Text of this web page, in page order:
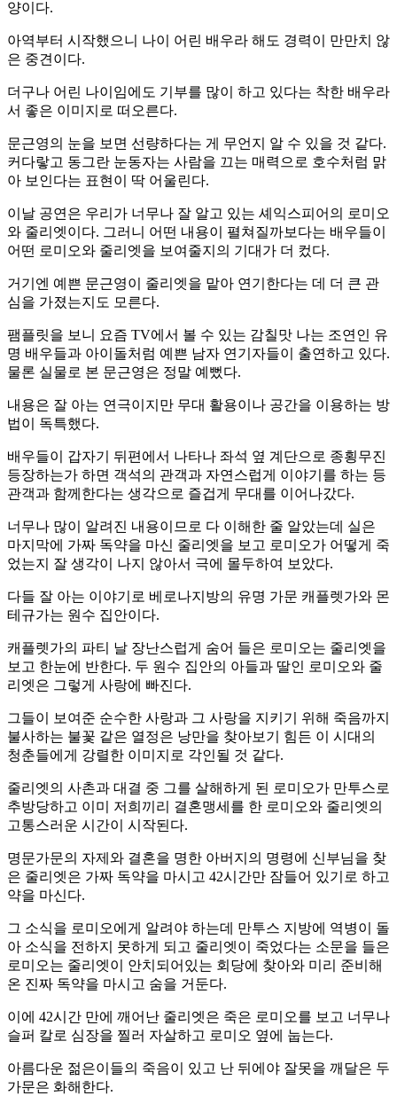
양이다.
아역부터 시작했으니 나이 어린 배우라 해도 경력이 만만치 않
은 중견이다.
더구나 어린 나이임에도 기부를 많이 하고 있다는 착한 배우라
서 좋은 이미지로 떠오른다.
문근영의 눈을 보면 선량하다는 게 무언지 알 수 있을 것 같다.
커다랗고 동그란 눈동자는 사람을 끄는 매력으로 호수처럼 맑
아 보인다는 표현이 딱 어울린다.
이날 공연은 우리가 너무나 잘 알고 있는 셰익스피어의 로미오
와 줄리엣이다. 그러니 어떤 내용이 펼쳐질까보다는 배우들이
어떤 로미오와 줄리엣을 보여줄지의 기대가 더 컸다.
거기엔 예쁜 문근영이 줄리엣을 맡아 연기한다는 데 더 큰 관
심을 가졌는지도 모른다.
팸플릿을 보니 요즘 TV에서 볼 수 있는 감칠맛 나는 조연인 유
명 배우들과 아이돌처럼 예쁜 남자 연기자들이 출연하고 있다.
물론 실물로 본 문근영은 정말 예뻤다.
내용은 잘 아는 연극이지만 무대 활용이나 공간을 이용하는 방
법이 독특했다.
배우들이 갑자기 뒤편에서 나타나 좌석 옆 계단으로 종횡무진
등장하는가 하면 객석의 관객과 자연스럽게 이야기를 하는 등
관객과 함께한다는 생각으로 즐겁게 무대를 이어나갔다.
너무나 많이 알려진 내용이므로 다 이해한 줄 알았는데 실은
마지막에 가짜 독약을 마신 줄리엣을 보고 로미오가 어떻게 죽
었는지 잘 생각이 나지 않아서 극에 몰두하여 보았다.
다들 잘 아는 이야기로 베로나지방의 유명 가문 캐플렛가와 몬
테규가는 원수 집안이다.
캐플렛가의 파티 날 장난스럽게 숨어 들은 로미오는 줄리엣을
보고 한눈에 반한다. 두 원수 집안의 아들과 딸인 로미오와 줄
리엣은 그렇게 사랑에 빠진다.
그들이 보여준 순수한 사랑과 그 사랑을 지키기 위해 죽음까지
불사하는 불꽃 같은 열정은 낭만을 찾아보기 힘든 이 시대의
청춘들에게 강렬한 이미지로 각인될 것 같다.
줄리엣의 사촌과 대결 중 그를 살해하게 된 로미오가 만투스로
추방당하고 이미 저희끼리 결혼맹세를 한 로미오와 줄리엣의
고통스러운 시간이 시작된다.
명문가문의 자제와 결혼을 명한 아버지의 명령에 신부님을 찾
은 줄리엣은 가짜 독약을 마시고 42시간만 잠들어 있기로 하고
약을 마신다.
그 소식을 로미오에게 알려야 하는데 만투스 지방에 역병이 돌
아 소식을 전하지 못하게 되고 줄리엣이 죽었다는 소문을 들은
로미오는 줄리엣이 안치되어있는 회당에 찾아와 미리 준비해
온 진짜 독약을 마시고 숨을 거둔다.
이에 42시간 만에 깨어난 줄리엣은 죽은 로미오를 보고 너무나
슬퍼 칼로 심장을 찔러 자살하고 로미오 옆에 눕는다.
아름다운 젊은이들의 죽음이 있고 난 뒤에야 잘못을 깨달은 두
가문은 화해한다.